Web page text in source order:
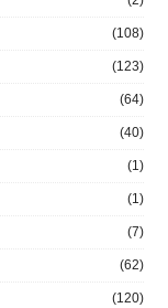
(108)
(123)
(64)
(40)
(1)
(1)
(7)
(62)
(120)